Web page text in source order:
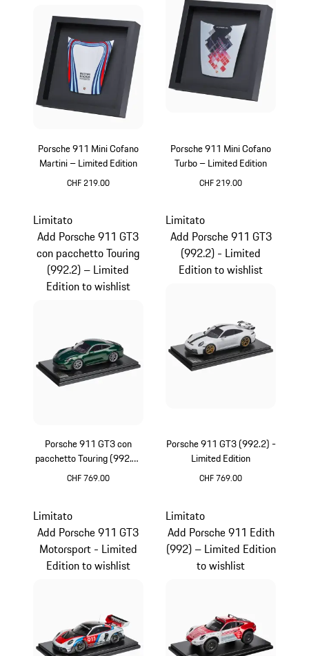
Porsche 911 Mini Cofano
Martini – Limited Edition
CHF 219.00
Porsche 911 Mini Cofano
Turbo – Limited Edition
CHF 219.00
Porsche 911 GT3 con
pacchetto Touring (992.2)
– Limited Edition
CHF 769.00
Limitato
Add Porsche 911 GT3
con pacchetto Touring
(992.2) – Limited
Edition to wishlist
Porsche 911 GT3 (992.2) -
Limited Edition
CHF 769.00
Limitato
Add Porsche 911 GT3
(992.2) - Limited
Edition to wishlist
Limitato
Add Porsche 911 GT3
Motorsport - Limited
Edition to wishlist
Limitato
Add Porsche 911 Edith
(992) – Limited Edition
to wishlist